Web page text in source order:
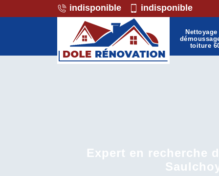
indisponible indisponible
Nettoyage
toiture
Expert en recherche